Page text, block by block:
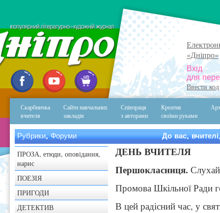
«Дніпро»
Вхід
для
Ввести
Скарбничка
вчителя
Сайти навчальних
закладів
Співпраця
з авторами
Креатив
своїми руками
Рубрики, Форуми
ПРОЗА, етюди, оповідання,
нарис
ПОЕЗІЯ
ПРИГОДИ
ДЕТЕКТИВ
До вас,
ДЕНЬ ВЧИТЕЛЯ
Першокласниця.
Промова Шкільної Ради
В цей радісний час, у